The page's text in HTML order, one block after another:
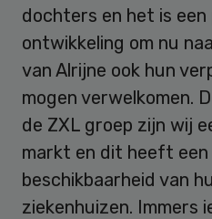
dochters en het is
ontwikkeling om nu
van Alrijne ook hun
mogen verwelkomen.
de ZXL groep zijn wij
markt en dit heeft
beschikbaarheid van
ziekenhuizen. Immers